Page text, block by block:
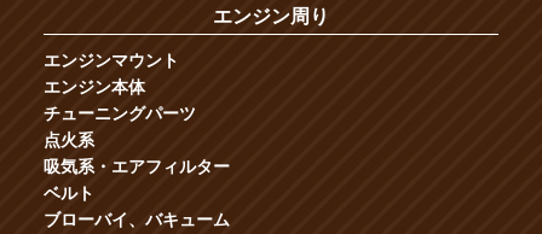
エンジン周り
エンジンマウント
エンジン本体
チューニングパーツ
点火系
吸気系・エアフィルター
ベルト
ブローバイ、バキューム